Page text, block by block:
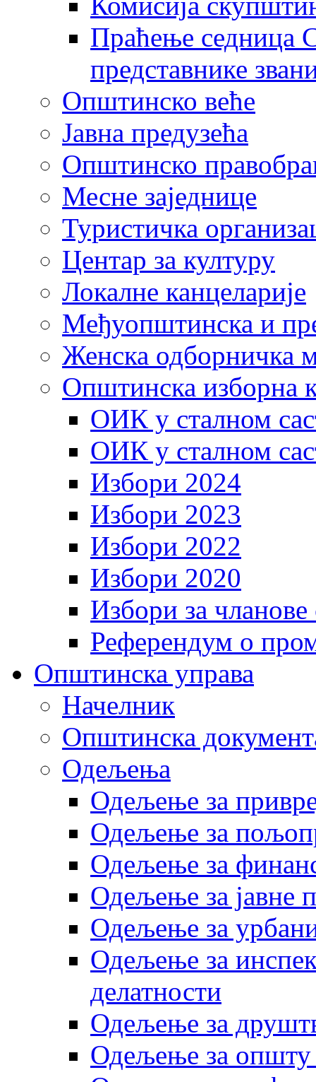
Праћење седница
представнике
Општинско веће
Јавна предузећа
Општинско
Месне заједнице
Туристичка
Центaр за културу
Локалне канцеларије
Међуопштинска и
Женска одборничка
Општинска изборна
ОИК у сталном
ОИК у сталном
Избори 2024
Избори 2023
Избори 2022
Избори 2020
Избори за
Референдум о
Општинска управа
Начелник
Општинска
Одељења
Одељење за
Одељење за
Одељење за
Одељење за јавне
Одељење за
Одељење за
делатности
Одељење за
Одељење за општу